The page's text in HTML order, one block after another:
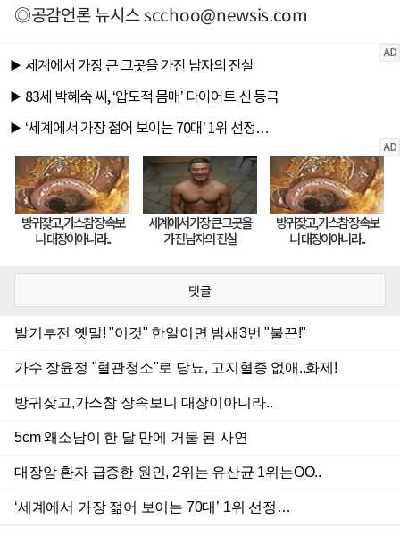
◎공감언론 뉴시스scchoo@newsis.com
댓글